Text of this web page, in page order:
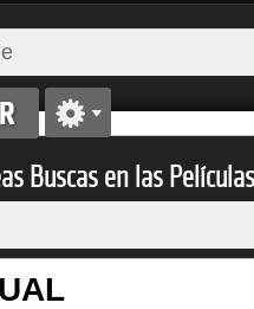
Buscas en las